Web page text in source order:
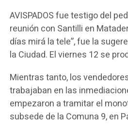
AVISPADOS fue testigo del
reunión con Santilli en
días mirá la tele”, fue la
la Ciudad. El viernes 12 se
Mientras tanto, los
trabajaban en las
empezaron a tramitar el
subsede de la Comuna 9, en